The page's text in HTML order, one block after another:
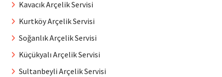
Kavacık Arçelik Servisi
Kurtköy Arçelik Servisi
Soğanlık Arçelik Servisi
Küçükyalı Arçelik Servisi
Sultanbeyli Arçelik Servisi